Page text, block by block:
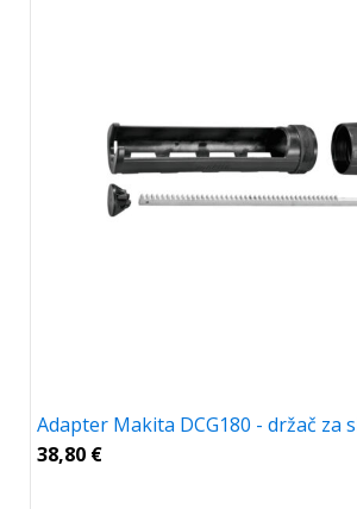
Adapter Makita DCG180 - držač za
38,80 €